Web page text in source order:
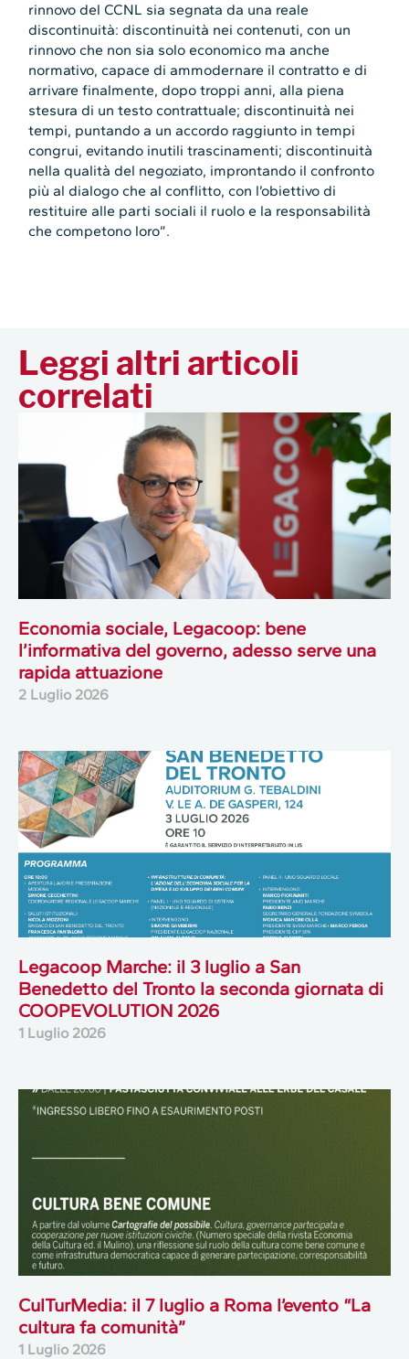
rinnovo del CCNL sia segnata da una reale
discontinuità: discontinuità nei contenuti, con un
rinnovo che non sia solo economico ma anche
normativo, capace di ammodernare il contratto e di
arrivare finalmente, dopo troppi anni, alla piena
stesura di un testo contrattuale; discontinuità nei
tempi, puntando a un accordo raggiunto in tempi
congrui, evitando inutili trascinamenti; discontinuità
nella qualità del negoziato, improntando il confronto
più al dialogo che al conflitto, con l’obiettivo di
restituire alle parti sociali il ruolo e la responsabilità
che competono loro”.
Leggi altri articoli
correlati
Economia sociale, Legacoop: bene
l’informativa del governo, adesso serve una
rapida attuazione
2 Luglio 2026
Legacoop Marche: il 3 luglio a San
Benedetto del Tronto la seconda giornata di
COOPEVOLUTION 2026
1 Luglio 2026
CulTurMedia: il 7 luglio a Roma l’evento “La
cultura fa comunità”
1 Luglio 2026